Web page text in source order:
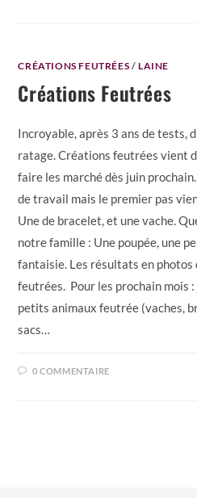
CRÉATIONS FEUTRÉES /LAINE
Créations Feutrées
Incroyable, après 3 ans de tests,
ratage. Créations feutrées vient
faire les marché dès juin
de travail mais le premier pas
Une de bracelet, et une vache.
notre famille : Une poupée, une
fantaisie. Les résultats en photos
feutrées. Pour les prochain mois
petits animaux feutrée (vaches,
sacs…
0 COMMENTAIRE